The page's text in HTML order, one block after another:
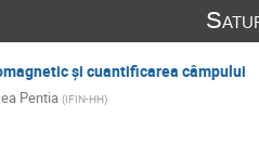
și cuantificarea câmpului
Pentia (IFIN-HH)